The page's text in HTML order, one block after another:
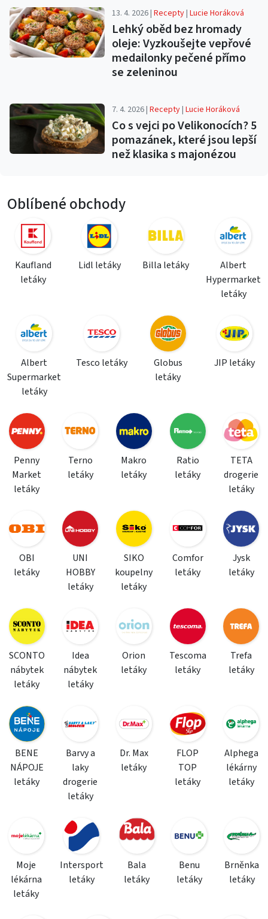
13. 4. 2026 |Recepty|Lucie Horáková
Lehký oběd bez hromady
oleje: Vyzkoušejte vepřové
medailonky pečené přímo
se zeleninou
7. 4. 2026 |Recepty|Lucie Horáková
Co s vejci po Velikonocích? 5
pomazánek, které jsou lepší
než klasika s majonézou
Oblíbené obchody
Kaufland
letáky
Lidl letáky Billa letáky
Albert
Hypermarket
letáky
Albert
Supermarket
letáky
Tesco letáky
Globus
letáky
JIP letáky
Penny
Market
letáky
Terno
letáky
Makro
letáky
Ratio
letáky
TETA
drogerie
letáky
OBI
letáky
UNI
HOBBY
letáky
SIKO
koupelny
letáky
Comfor
letáky
Jysk
letáky
SCONTO
nábytek
letáky
Idea
nábytek
letáky
Orion
letáky
Tescoma
letáky
Trefa
letáky
BENE
NÁPOJE
letáky
Barvy a
laky
drogerie
letáky
Dr. Max
letáky
FLOP
TOP
letáky
Alphega
lékárny
letáky
Moje
lékárna
letáky
Intersport
letáky
Bala
letáky
Benu
letáky
Brněnka
letáky